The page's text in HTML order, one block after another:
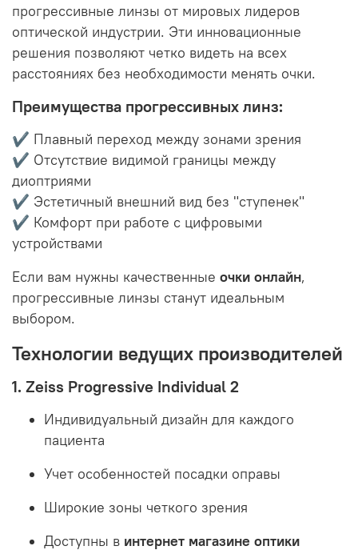
прогрессивные линзы от мировых лидеров
оптической индустрии. Эти инновационные
решения позволяют четко видеть на всех
расстояниях без необходимости менять очки.
Преимущества прогрессивных линз:
✔ Плавный переход между зонами зрения
✔ Отсутствие видимой границы между
диоптриями
✔ Эстетичный внешний вид без "ступенек"
✔ Комфорт при работе с цифровыми
устройствами
Если вам нужны качественные очки онлайн,
прогрессивные линзы станут идеальным
выбором.
Технологии ведущих производителей
1. Zeiss Progressive Individual 2
Индивидуальный дизайн для каждого
пациента
Учет особенностей посадки оправы
Широкие зоны четкого зрения
Доступны в интернет магазине оптики